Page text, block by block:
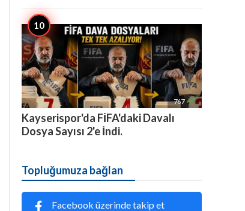
767 
Kayserispor'da FİFA'daki Davalı
Dosya Sayısı 2'e İndi.
Topluğumuza bağlan
Facebook üzerinde takip et